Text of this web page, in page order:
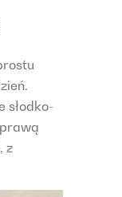
słodko-
z